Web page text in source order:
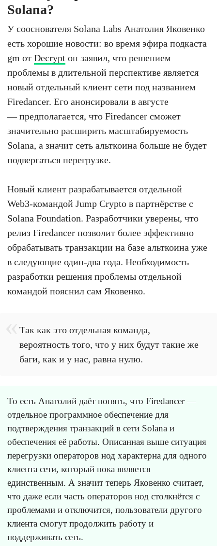
Solana?
У сооснователя Solana Labs Анатолия Яковенко
есть хорошие новости: во время эфира подкаста
gm от Decrypt он заявил, что решением
проблемы в длительной перспективе является
новый отдельный клиент сети под названием
Firedancer. Его анонсировали в августе
— предполагается, что Firedancer сможет
значительно расширить масштабируемость
Solana, а значит сеть альткоина больше не будет
подвергаться перегрузке.
Новый клиент разрабатывается отдельной
Web3-командой Jump Crypto в партнёрстве с
Solana Foundation. Разработчики уверены, что
релиз Firedancer позволит более эффективно
обрабатывать транзакции на базе альткоина уже
в следующие один-два года. Необходимость
разработки решения проблемы отдельной
командой пояснил сам Яковенко.
Так как это отдельная команда,
вероятность того, что у них будут такие же
баги, как и у нас, равна нулю.
То есть Анатолий даёт понять, что Firedancer —
отдельное программное обеспечение для
подтверждения транзакций в сети Solana и
обеспечения её работы. Описанная выше ситуация
перегрузки операторов нод характерна для одного
клиента сети, который пока является
единственным. А значит теперь Яковенко считает,
что даже если часть операторов нод столкнётся с
проблемами и отключится, пользователи другого
клиента смогут продолжить работу и
поддерживать сеть.